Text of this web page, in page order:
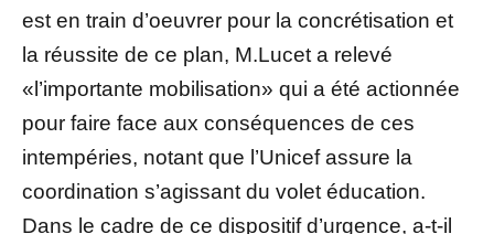
est en train d’oeuvrer pour la concrétisation et
la réussite de ce plan, M.Lucet a relevé
«l’importante mobilisation» qui a été actionnée
pour faire face aux conséquences de ces
intempéries, notant que l’Unicef assure la
coordination s’agissant du volet éducation.
Dans le cadre de ce dispositif d’urgence, a-t-il